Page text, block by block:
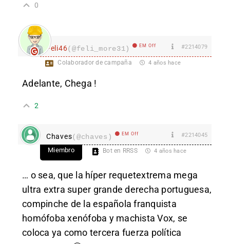
0
Feli46(@feli_more31) EM Off #2214079
Colaborador de campaña 4 años hace
Adelante, Chega !
2
Chaves(@chaves) EM Off #2214045
Miembro Bot en RRSS 4 años hace
… o sea, que la híper requetextrema mega
ultra extra super grande derecha portuguesa,
compinche de la española franquista
homófoba xenófoba y machista Vox, se
coloca ya como tercera fuerza política